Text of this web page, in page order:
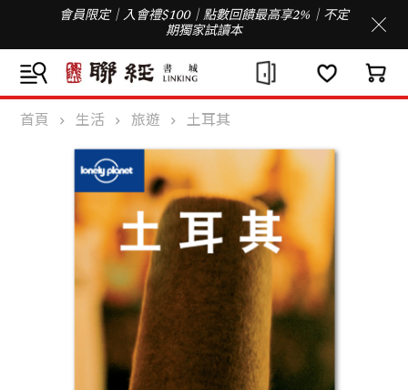
會員限定｜入會禮$100｜點數回饋最高享2%｜不定
期獨家試讀本
首頁 生活 旅遊 土耳其